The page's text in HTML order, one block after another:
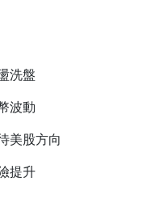
洗盤
波動
美股方向
提升